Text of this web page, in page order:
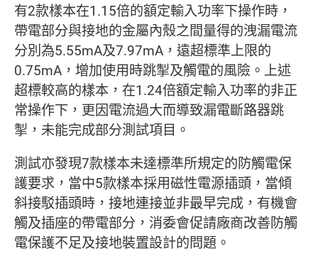
有2款樣本在1.15倍的額定輸入功率下操作時，
帶電部分與接地的金屬內殼之間量得的洩漏電流
分別為5.55mA及7.97mA，遠超標準上限的
0.75mA，增加使用時跳掣及觸電的風險。上述
超標較高的樣本，在1.24倍額定輸入功率的非正
常操作下，更因電流過大而導致漏電斷路器跳
掣，未能完成部分測試項目。
測試亦發現7款樣本未達標準所規定的防觸電保
護要求，當中5款樣本採用磁性電源插頭，當傾
斜接駁插頭時，接地連接並非最早完成，有機會
觸及插座的帶電部分，消委會促請廠商改善防觸
電保護不足及接地裝置設計的問題。